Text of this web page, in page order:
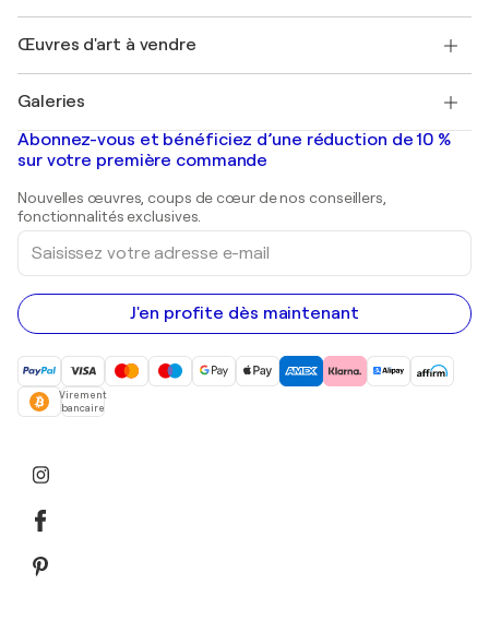
+33 1 76 44 06 42
Emplois
Découvrez une sélection d'art original
Marc Chagall
Banksy
Mr. Brainwash
Shepard Fairey
Œuvres d'art à vendre
Tableaux abstraits à vendre
Peintures de paysage
Estampes
Peintures acryliques
Galeries
Galeries d'art en France
Galeries d'art en Belgique
Abonnez-vous et bénéficiez d’une réduction de 10 %
sur votre première commande
Nouvelles œuvres, coups de cœur de nos conseillers,
fonctionnalités exclusives.
Saisissez
votre
adresse
e-
mail
J'en profite dès maintenant
Virement
bancaire